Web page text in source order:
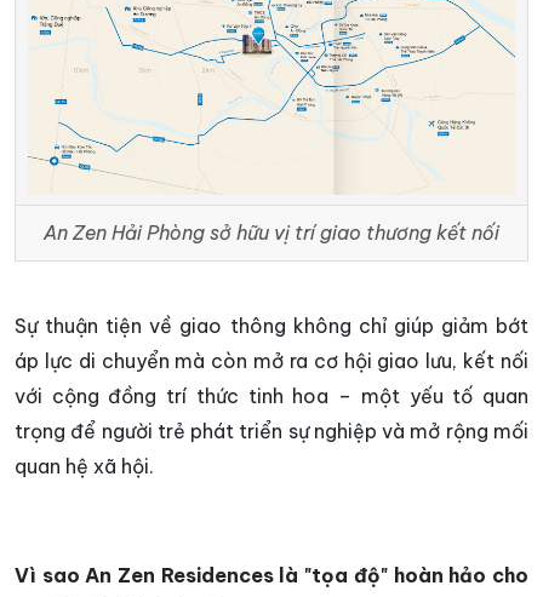
An Zen Hải Phòng sở hữu vị trí giao thương kết nối
Sự thuận tiện về giao thông không chỉ giúp giảm bớt
áp lực di chuyển mà còn mở ra cơ hội giao lưu, kết nối
với cộng đồng trí thức tinh hoa – một yếu tố quan
trọng để người trẻ phát triển sự nghiệp và mở rộng mối
quan hệ xã hội.
Vì sao An Zen Residences là "tọa độ" hoàn hảo cho